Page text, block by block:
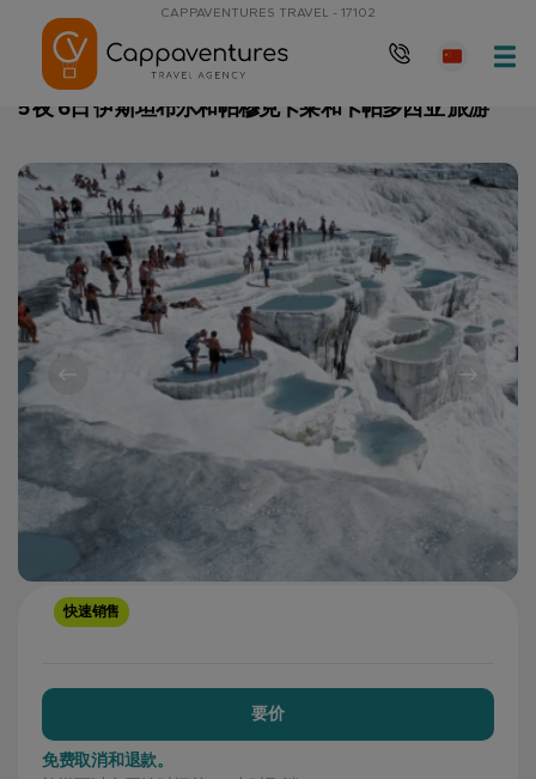
CAPPAVENTURES TRAVEL - 17102
主页 5 夜 6日 伊斯坦布尔和帕穆克卡莱和卡帕多西亚 旅游
5 夜 6日 伊斯坦布尔和帕穆克卡莱和卡帕多西亚 旅游
快速销售
要价
免费取消和退款。